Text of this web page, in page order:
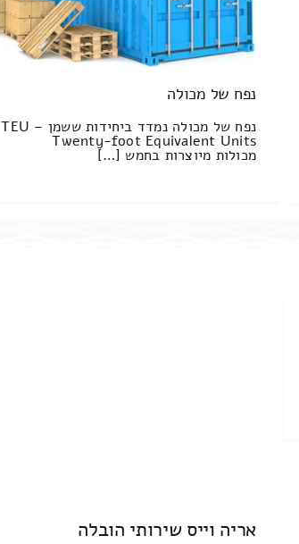
נפח של מכולה
נפח של מכולה נמדד ביחידות ששמן TEU –
Twenty-foot Equivalent Units
מכולות מיוצרות בחמש […]
אריה וייס שירותי הובלה